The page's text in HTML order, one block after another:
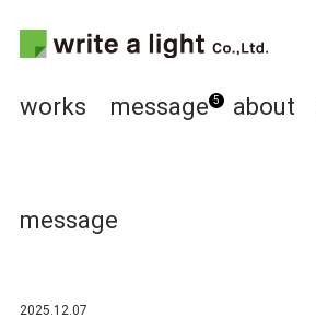
works message 5 about
message
2025.12.07